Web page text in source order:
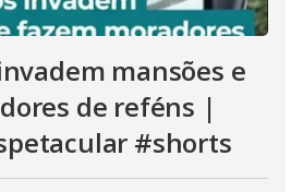
mansões e
de reféns |
#shorts